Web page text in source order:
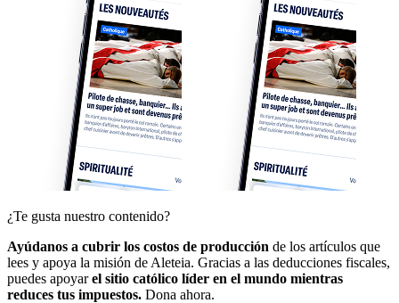
¿Te gusta nuestro contenido?
Ayúdanos a cubrir los costos de producción de los artículos que
lees y apoya la misión de Aleteia. Gracias a las deducciones fiscales,
puedes apoyarel sitio católico líder en el mundo mientras
reduces tus impuestos. Dona ahora.